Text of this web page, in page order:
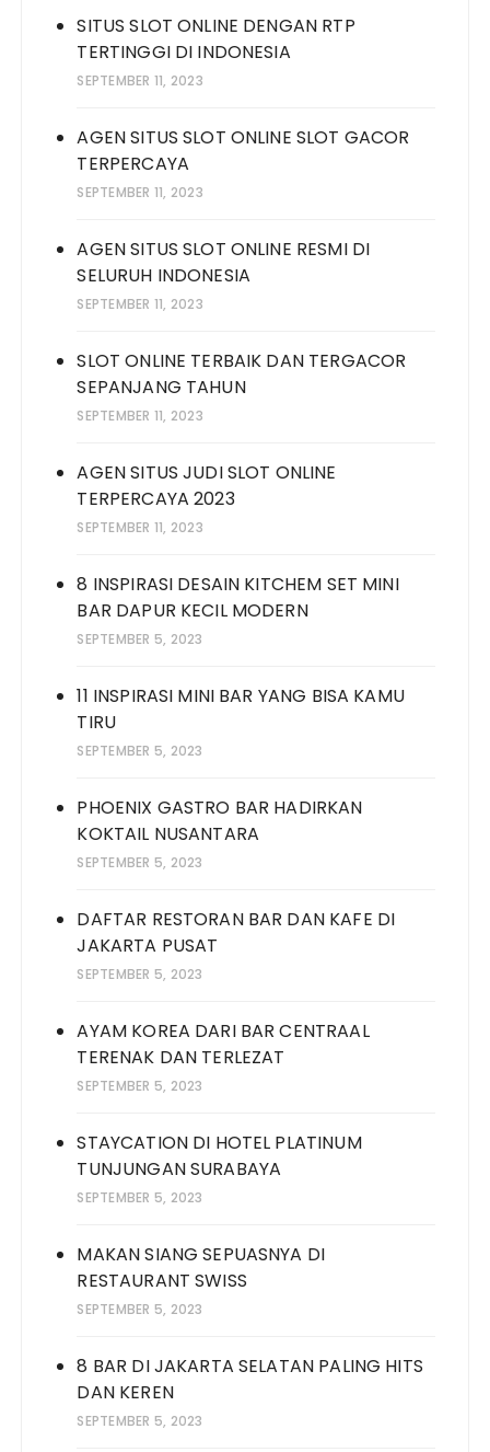
SITUS SLOT ONLINE DENGAN RTP
TERTINGGI DI INDONESIA
SEPTEMBER 11, 2023
AGEN SITUS SLOT ONLINE SLOT GACOR
TERPERCAYA
SEPTEMBER 11, 2023
AGEN SITUS SLOT ONLINE RESMI DI
SELURUH INDONESIA
SEPTEMBER 11, 2023
SLOT ONLINE TERBAIK DAN TERGACOR
SEPANJANG TAHUN
SEPTEMBER 11, 2023
AGEN SITUS JUDI SLOT ONLINE
TERPERCAYA 2023
SEPTEMBER 11, 2023
8 INSPIRASI DESAIN KITCHEM SET MINI
BAR DAPUR KECIL MODERN
SEPTEMBER 5, 2023
11 INSPIRASI MINI BAR YANG BISA KAMU
TIRU
SEPTEMBER 5, 2023
PHOENIX GASTRO BAR HADIRKAN
KOKTAIL NUSANTARA
SEPTEMBER 5, 2023
DAFTAR RESTORAN BAR DAN KAFE DI
JAKARTA PUSAT
SEPTEMBER 5, 2023
AYAM KOREA DARI BAR CENTRAAL
TERENAK DAN TERLEZAT
SEPTEMBER 5, 2023
STAYCATION DI HOTEL PLATINUM
TUNJUNGAN SURABAYA
SEPTEMBER 5, 2023
MAKAN SIANG SEPUASNYA DI
RESTAURANT SWISS
SEPTEMBER 5, 2023
8 BAR DI JAKARTA SELATAN PALING HITS
DAN KEREN
SEPTEMBER 5, 2023